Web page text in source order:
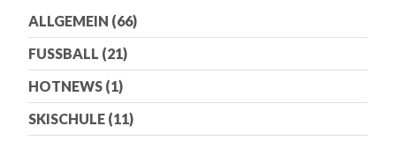
ALLGEMEIN (66)
FUSSBALL (21)
HOTNEWS (1)
SKISCHULE (11)